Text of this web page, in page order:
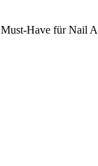
Have für Nail